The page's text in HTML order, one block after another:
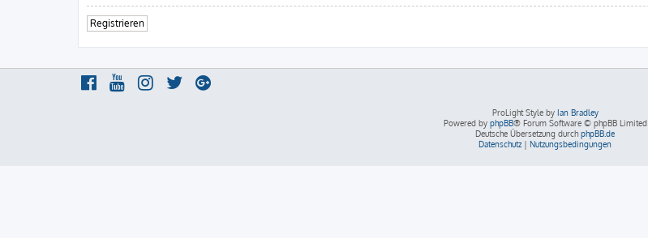
Registrieren
ProLight Style by Ian Bradley
Powered by phpBB® Forum Software © phpBB Limited
Deutsche Übersetzung durch phpBB.de
Datenschutz | Nutzungsbedingungen